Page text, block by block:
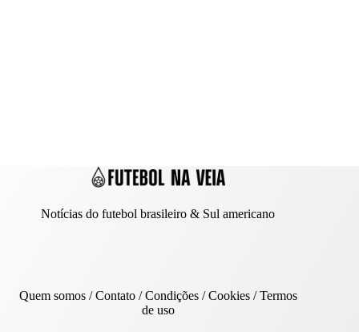
Notícias do futebol brasileiro & Sul americano
Quem somos/Contato/ Condições /Cookies/Termos
de uso